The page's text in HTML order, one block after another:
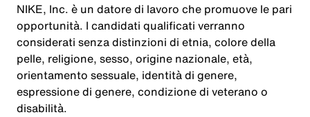
NIKE, Inc. è un datore di lavoro che promuove le pari
opportunità. I candidati qualificati verranno
considerati senza distinzioni di etnia, colore della
pelle, religione, sesso, origine nazionale, età,
orientamento sessuale, identità di genere,
espressione di genere, condizione di veterano o
disabilità.